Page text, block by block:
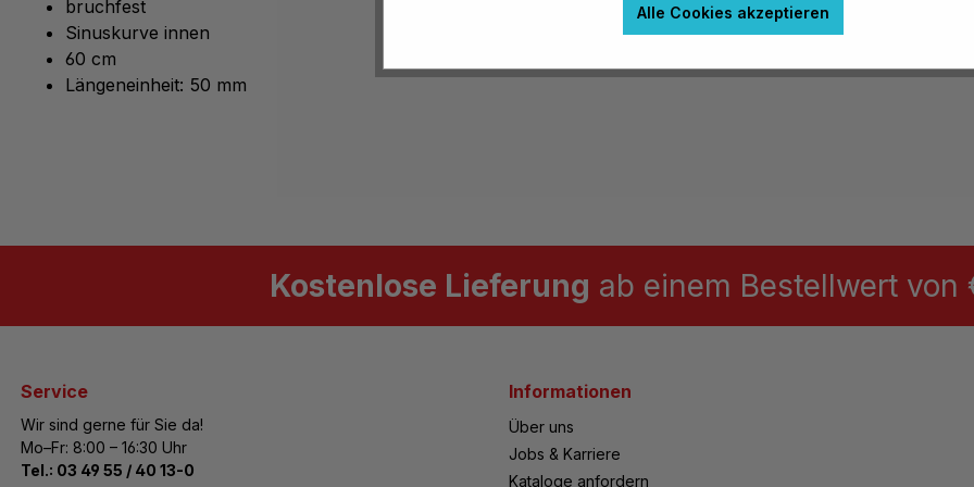
bruchfest
Sinuskurve innen
60 cm
Längeneinheit: 50 mm
Kostenlose Lieferung ab einem Bestellwert von
Service
Wir sind gerne für Sie da!
Mo–Fr: 8:00 – 16:30 Uhr
Tel.: 03 49 55 / 40 13-0
Informationen
Über uns
Jobs & Karriere
Kataloge anfordern
Alle Cookies akzeptieren